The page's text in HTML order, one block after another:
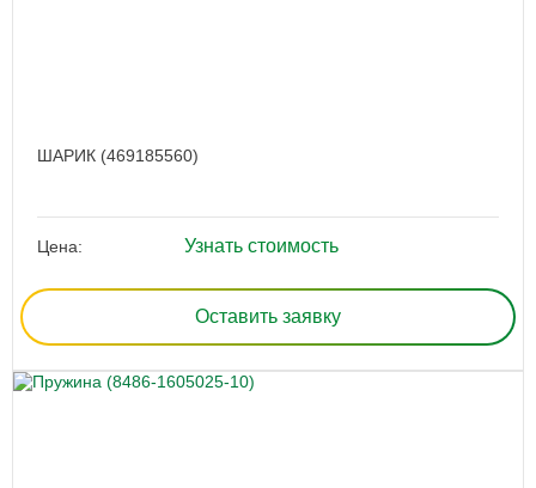
ШАРИК (469185560)
Цена: Узнать стоимость
Оставить заявку